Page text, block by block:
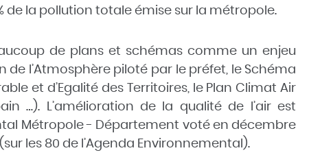
de la pollution totale émise sur la métropole.
de plans et schémas comme un enjeu
l’Atmosphère piloté par le préfet, le Schéma
et d’Egalité des Territoires, le Plan Climat Air
…). L’amélioration de la qualité de l’air est
Métropole - Département voté en décembre
les 80 de l’Agenda Environnemental).